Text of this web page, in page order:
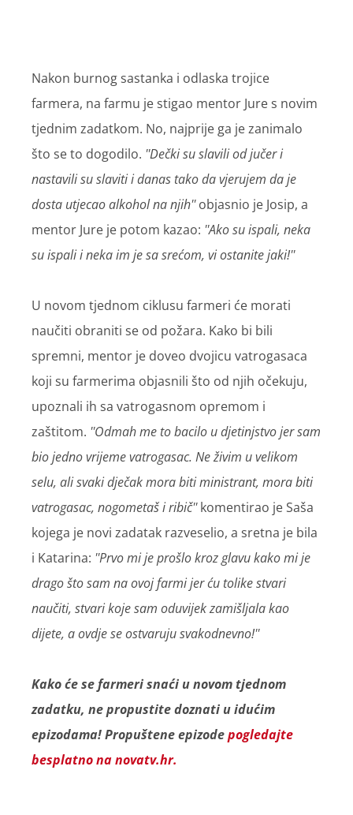
Nakon burnog sastanka i odlaska trojice
farmera, na farmu je stigao mentor Jure s novim
tjednim zadatkom. No, najprije ga je zanimalo
što se to dogodilo. ''Dečki su slavili od jučer i
nastavili su slaviti i danas tako da vjerujem da je
dosta utjecao alkohol na njih''objasnio je Josip, a
mentor Jure je potom kazao: ''Ako su ispali, neka
su ispali i neka im je sa srećom, vi ostanite jaki!''
U novom tjednom ciklusu farmeri će morati
naučiti obraniti se od požara. Kako bi bili
spremni, mentor je doveo dvojicu vatrogasaca
koji su farmerima objasnili što od njih očekuju,
upoznali ih sa vatrogasnom opremom i
zaštitom. ''Odmah me to bacilo u djetinjstvo jer sam
bio jedno vrijeme vatrogasac. Ne živim u velikom
selu, ali svaki dječak mora biti ministrant, mora biti
vatrogasac, nogometaš i ribič''komentirao je Saša
kojega je novi zadatak razveselio, a sretna je bila
i Katarina: ''Prvo mi je prošlo kroz glavu kako mi je
drago što sam na ovoj farmi jer ću tolike stvari
naučiti, stvari koje sam oduvijek zamišljala kao
dijete, a ovdje se ostvaruju svakodnevno!''
Kako će se farmeri snaći u novom tjednom
zadatku, ne propustite doznati u idućim
epizodama! Propuštene epizodepogledajte
besplatno na novatv.hr.